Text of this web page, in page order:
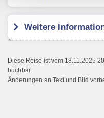
Weitere
Diese Reise ist vom 18.11.2025
buchbar.
Änderungen an Text und Bild